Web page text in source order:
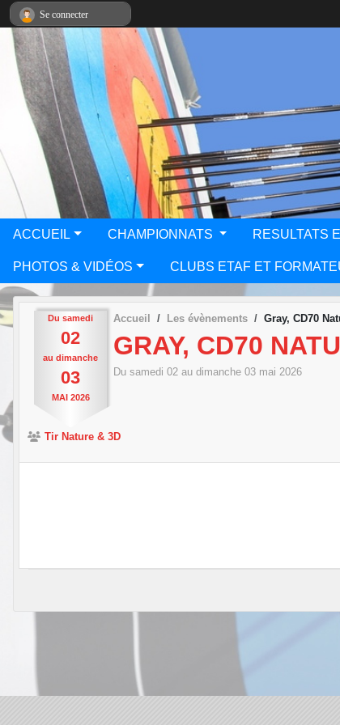
ACCUEIL CHAMPIONNATS RESULTATS
PHOTOS & VIDÉOS CLUBS ETAF ET
Du samedi
02
au dimanche
03
MAI 2026
Accueil Les évènements Gray, CD70
GRAY, CD70
Du samedi 02 au dimanche 03 mai 2026
Tir Nature & 3D
Se connecter
Panneau de gestion des cookies